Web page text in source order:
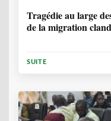
Tragédie au large
de la migration
SUITE